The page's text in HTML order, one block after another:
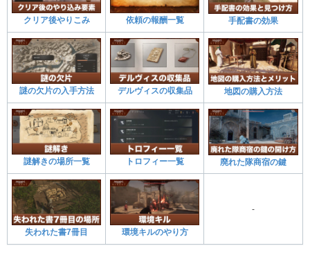
クリア後やりこみ 依頼の報酬一覧 手配書の効果
謎の欠片の入手方法 デルヴィスの収集品 地図の購入方法
謎解きの場所一覧 トロフィー一覧 廃れた隊商宿の鍵
失われた書7冊目 環境キルのやり方
-